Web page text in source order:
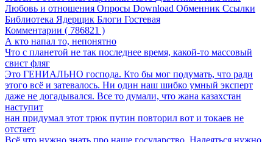
Любовь и отношения Опросы Download Обменник Ссылки
Библиотека Ядерщик Блоги Гостевая
Комментарии ( 786821 )
А кто напал то, непонятно
Что с планетой не так последнее время, какой-то массовый
свист фляг
Это ГЕНИАЛЬНО господа. Кто бы мог подумать, что ради
этого всё и затевалось. Ни один наш шибко умный эксперт
даже не догадывался. Все то думали, что жана казахстан
наступит
нан придумал этот трюк путин повторил вот и токаев не
отстает
Всё что нужно знать про наше государство. Надеяться нужно